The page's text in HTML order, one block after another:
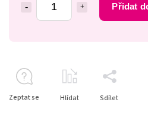
Přidat
Zeptat se Hlídat Sdílet